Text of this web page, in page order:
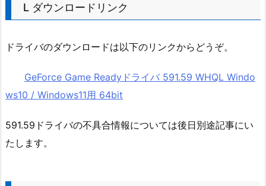
L ダウンロードリンク
ドライバのダウンロードは以下のリンクからどうぞ。
GeForce Game Readyドライバ 591.59 WHQL Windo
ws10 / Windows11用 64bit
591.59ドライバの不具合情報については後日別途記事にい
たします。